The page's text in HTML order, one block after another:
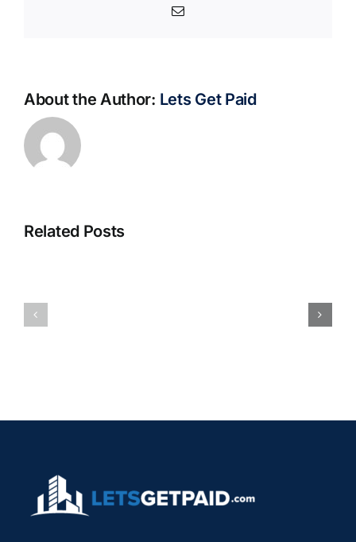
Email
About the Author: Lets Get Paid
Related Posts